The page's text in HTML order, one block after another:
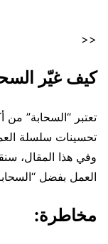
<<
كيف غيّر
تعتبر “السحابة” من
تحسينات سلسلة
وفي هذا المقال،
العمل بفضل
مخاطرة: